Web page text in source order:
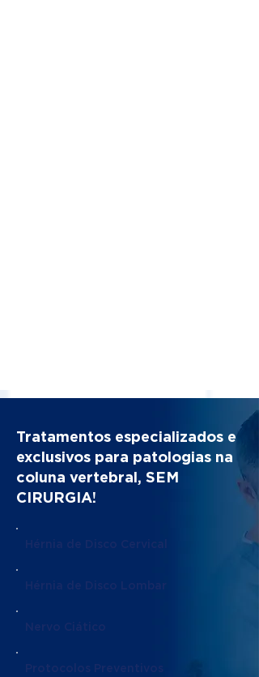
Tratamentos especializados e
exclusivos para patologias na
coluna vertebral, SEM
CIRURGIA!
Hérnia de Disco Cervical
Hérnia de Disco Lombar
Nervo Ciático
Protocolos Preventivos